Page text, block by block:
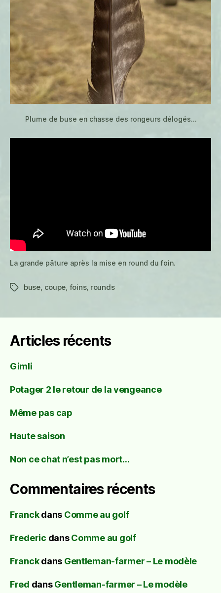
Plume de buse en chasse des rongeurs délogés…
La grande pâture après la mise en round du foin.
Étiquettes
buse coupe foins, rounds
Articles récents
Gimli
Potager 2 le retour de la vengeance
Même pas cap
Haute saison
Non ce chat n’est pas mort…
Commentaires récents
Franckdans Comme au golf
Frederic dansComme au golf
Franckdans Gentleman-farmer – Le modèle
Fred dansGentleman-farmer – Le modèle